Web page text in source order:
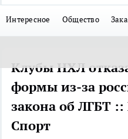
Интересное Общество
Клубы НХЛ
формы из-за
закона об ЛГБТ
Спорт